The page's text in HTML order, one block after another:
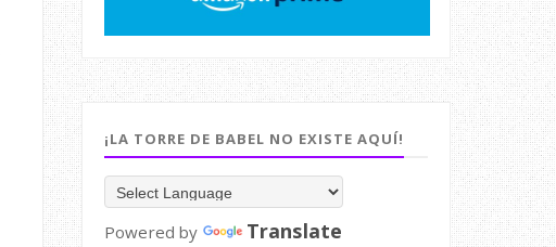
¡LA TORRE DE BABEL NO EXISTE AQUÍ!
Powered by Translate